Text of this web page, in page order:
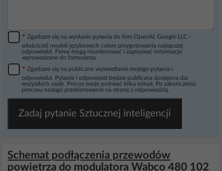
* Zgadzam się na wysłanie pytania do firm OpenAI, Google LLC -
właścicieli modeli językowych celem przygotowania najlepszej
odpowiedzi. Firmy mogą monitorować i zapisywać informacje
wprowadzane do formularza.
* Zgadzam się na publiczne wyświetlanie mojego pytania i
odpowiedzi. Pytanie i odpowiedź będzie publiczna dostępna dla
wszystkich osób. Proces może potrwać kilka minut. Po zakończeniu
procesu nastąpi przekierowanie na stronę z odpowiedzią.
Zadaj pytanie Sztucznej inteligencji
Schemat podłączenia przewodów
powietrza do modulatora Wabco 480 102